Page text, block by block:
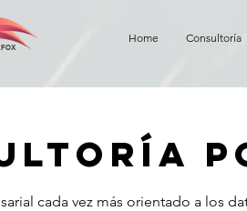
Home Consultoría
cada vez más orientado a los